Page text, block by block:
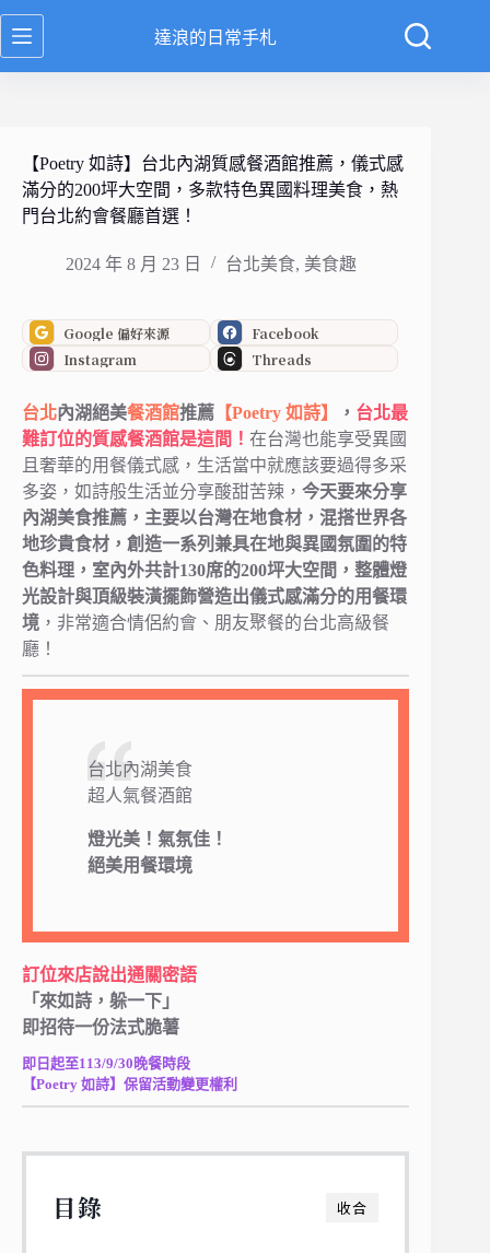
跳
至
達浪的日常手札
【Poetry 如詩】台北內湖質感餐酒館推薦，儀式感
滿分的200坪大空間，多款特色異國料理美食，熱
門台北約會餐廳首選！
2024 年 8 月 23 日 台北美食, 美食趣
Google 偏好來源
Facebook
Instagram
Threads
台北內湖絕美餐酒館推薦 【Poetry 如詩】 ， 台北最
難訂位的質感餐酒館是這間！ 在台灣也能享受異國
且奢華的用餐儀式感，生活當中就應該要過得多采
多姿，如詩般生活並分享酸甜苦辣， 今天要來分享
內湖美食推薦，主要以台灣在地食材，混搭世界各
地珍貴食材，創造一系列兼具在地與異國氛圍的特
色料理，室內外共計130席的200坪大空間，整體燈
光設計與頂級裝潢擺飾營造出儀式感滿分的用餐環
境 ，非常適合情侶約會、朋友聚餐的台北高級餐
廳！
台北內湖美食
超人氣餐酒館
燈光美！氣氛佳！
絕美用餐環境
訂位來店說出通關密語
「來如詩，躲一下」
即招待一份法式脆薯
即日起至113/9/30晚餐時段
【Poetry 如詩】保留活動變更權利
收合
目錄